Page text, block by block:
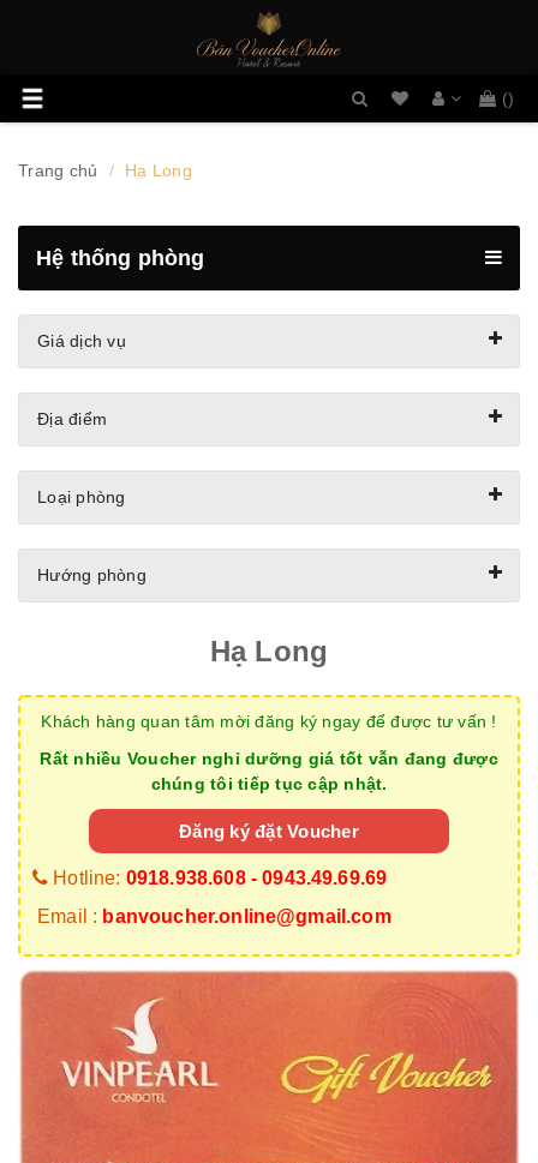
Toggle
navigation
Danh
()
Trang chủ Hạ Long
Hệ thống phòng
Giá dịch vụ
Địa điểm
Loại phòng
Hướng phòng
Hạ Long
Khách hàng quan tâm mời đăng ký ngay để được tư vấn !
Rất nhiều Voucher nghỉ dưỡng giá tốt vẫn đang được
chúng tôi tiếp tục cập nhật.
Đăng ký đặt Voucher
Hotline: 0918.938.608 - 0943.49.69.69
Email : banvoucher.online@gmail.com